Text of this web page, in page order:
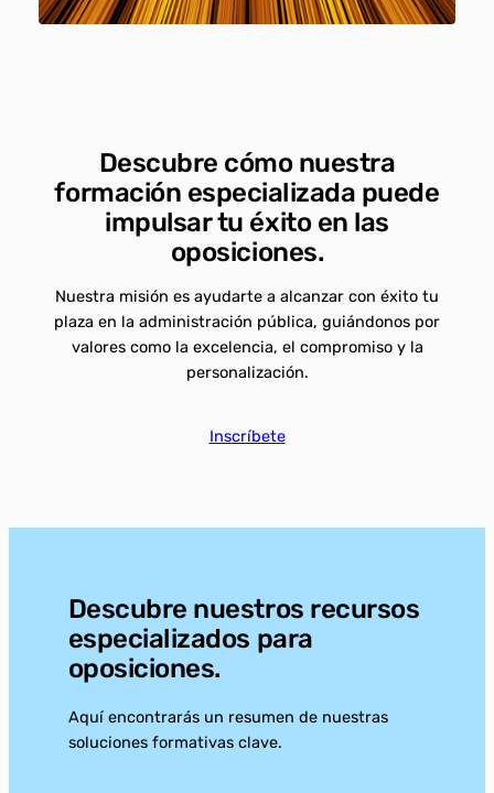
Descubre cómo nuestra
formación especializada puede
impulsar tu éxito en las
oposiciones.
Nuestra misión es ayudarte a alcanzar con éxito tu
plaza en la administración pública, guiándonos por
valores como la excelencia, el compromiso y la
personalización.
Inscríbete
Descubre nuestros recursos
especializados para
oposiciones.
Aquí encontrarás un resumen de nuestras
soluciones formativas clave.